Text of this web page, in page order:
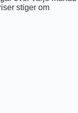
stiger om